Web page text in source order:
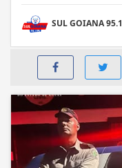
SUL GOIANA